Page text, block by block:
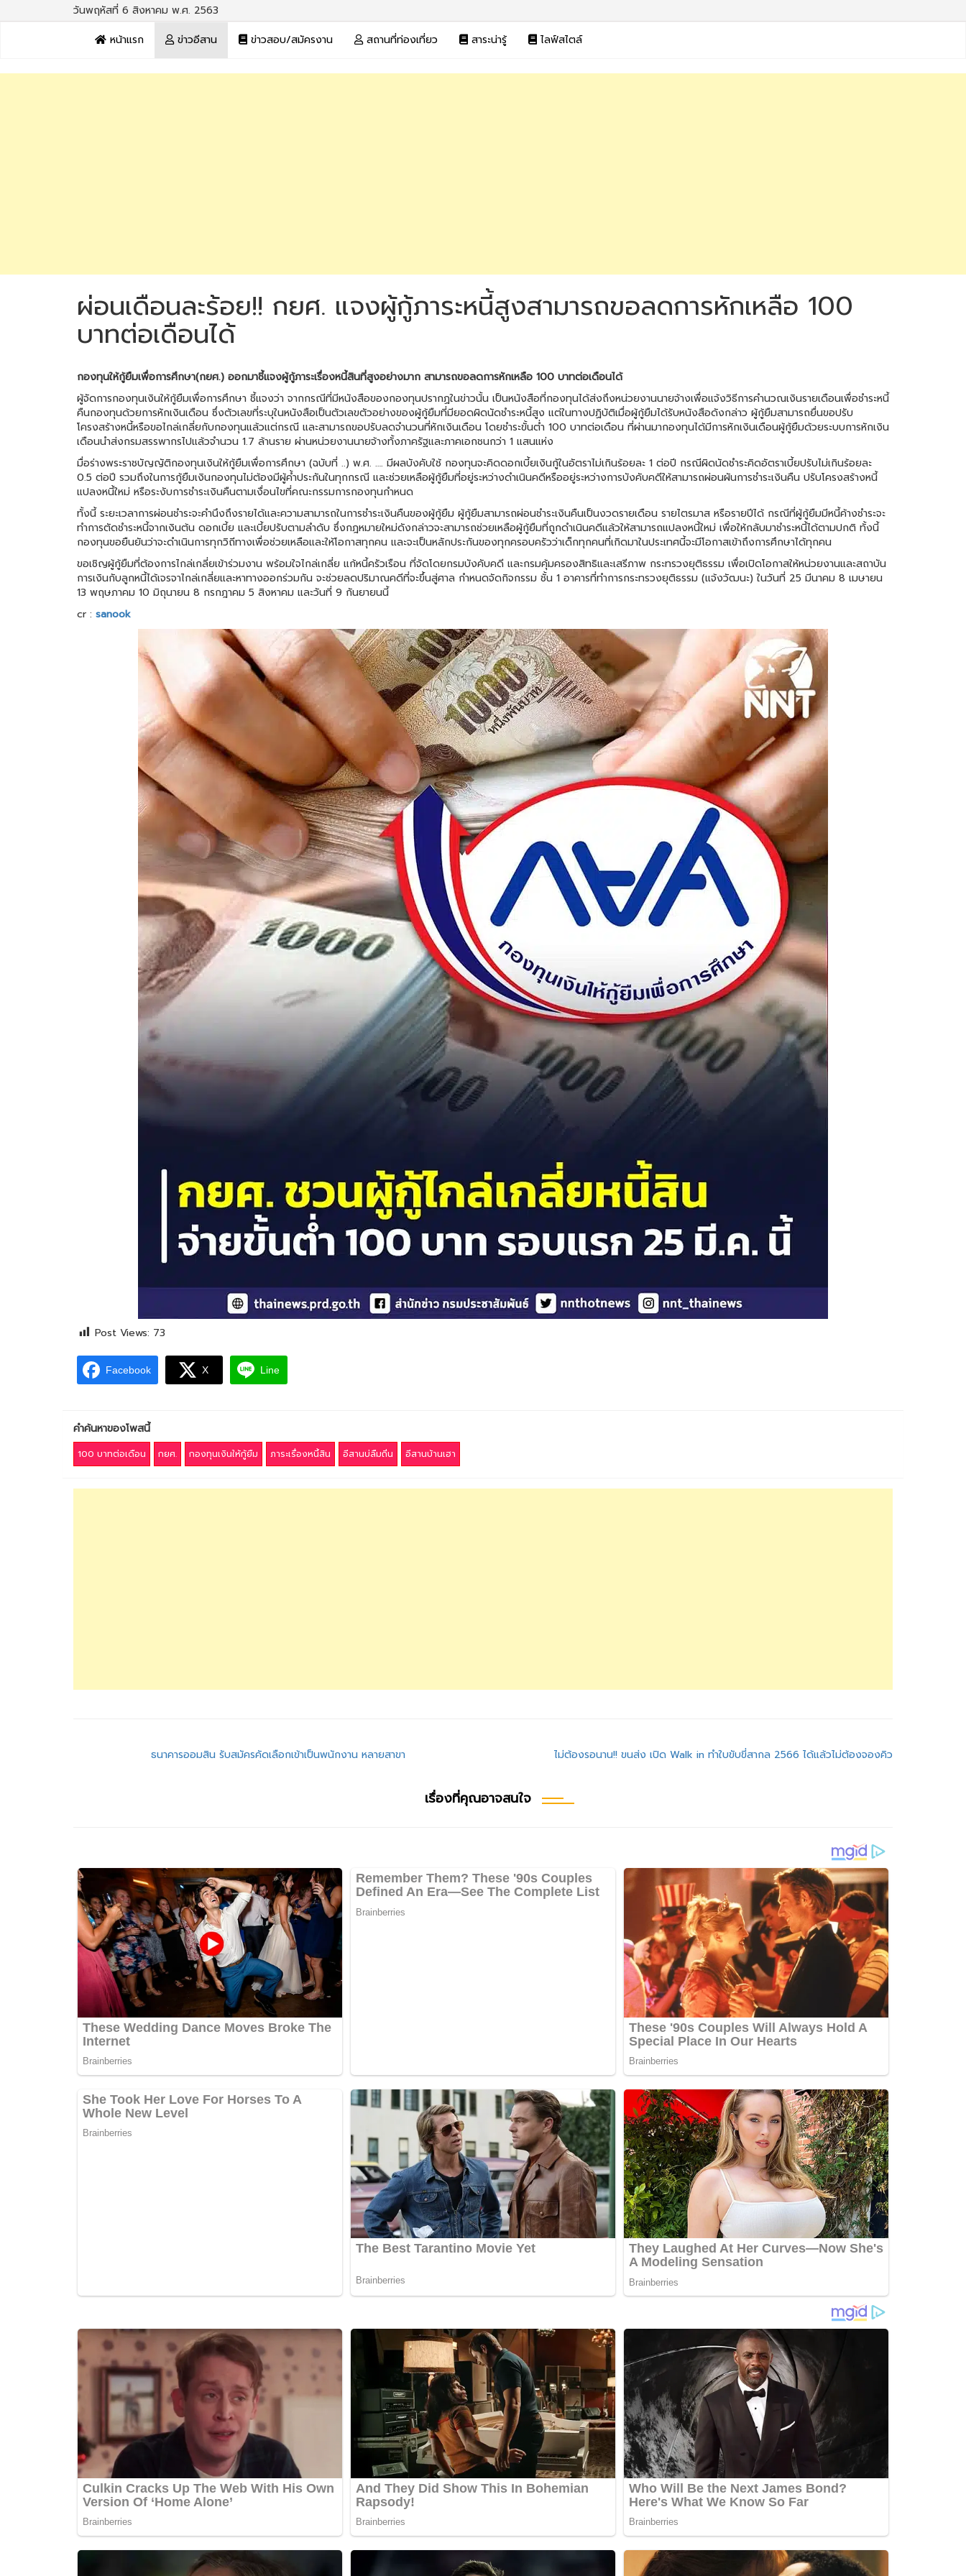
วันพฤหัสที่ 6 สิงหาคม พ.ศ. 2563
หน้าแรก
ข่าวอีสาน ข่าวสอบ/สมัครงาน สถานที่ท่องเที่ยว สาระน่ารู้ ไลฟ์สไตล์
ผ่อนเดือนละร้อย!! กยศ. แจงผู้กู้ภาระหนี้สูงสามารถขอลดการหักเหลือ 100
บาทต่อเดือนได้
กองทุนให้กู้ยืมเพื่อการศึกษา(กยศ.) ออกมาชี้แจงผู้กู้ภาระเรื่องหนี้สินที่สูงอย่างมาก สามารถขอลดการหักเหลือ 100 บาทต่อเดือนได้
ผู้จัดการกองทุนเงินให้กู้ยืมเพื่อการศึกษา ชี้แจงว่า จากกรณีที่มีหนังสือของกองทุนปรากฏในข่าวนั้น เป็นหนังสือที่กองทุนได้ส่งถึงหน่วยงานนายจ้างเพื่อแจ้งวิธีการคำนวณเงินรายเดือนเพื่อชำระหนี้
คืนกองทุนด้วยการหักเงินเดือน ซึ่งตัวเลขที่ระบุในหนังสือเป็นตัวเลขตัวอย่างของผู้กู้ยืมที่มียอดผิดนัดชำระหนี้สูง แต่ในทางปฏิบัติเมื่อผู้กู้ยืมได้รับหนังสือดังกล่าว ผู้กู้ยืมสามารถยื่นขอปรับ
โครงสร้างหนี้หรือขอไกล่เกลี่ยกับกองทุนแล้วแต่กรณี และสามารถขอปรับลดจำนวนที่หักเงินเดือน โดยชำระขั้นต่ำ 100 บาทต่อเดือน ที่ผ่านมากองทุนได้มีการหักเงินเดือนผู้กู้ยืมด้วยระบบการหักเงิน
เดือนนำส่งกรมสรรพากรไปแล้วจำนวน 1.7 ล้านราย ผ่านหน่วยงานนายจ้างทั้งภาครัฐและภาคเอกชนกว่า 1 แสนแห่ง
มื่อร่างพระราชบัญญัติกองทุนเงินให้กู้ยืมเพื่อการศึกษา (ฉบับที่ ..) พ.ศ. …. มีผลบังคับใช้ กองทุนจะคิดดอกเบี้ยเงินกู้ในอัตราไม่เกินร้อยละ 1 ต่อปี กรณีผิดนัดชำระคิดอัตราเบี้ยปรับไม่เกินร้อยละ
0.5 ต่อปี รวมถึงในการกู้ยืมเงินกองทุนไม่ต้องมีผู้ค้ำประกันในทุกกรณี และช่วยเหลือผู้กู้ยืมที่อยู่ระหว่างดำเนินคดีหรืออยู่ระหว่างการบังคับคดีให้สามารถผ่อนผันการชำระเงินคืน ปรับโครงสร้างหนี้
แปลงหนี้ใหม่ หรือระงับการชำระเงินคืนตามเงื่อนไขที่คณะกรรมการกองทุนกำหนด
ทั้งนี้ ระยะเวลาการผ่อนชำระจะคำนึงถึงรายได้และความสามารถในการชำระเงินคืนของผู้กู้ยืม ผู้กู้ยืมสามารถผ่อนชำระเงินคืนเป็นงวดรายเดือน รายไตรมาส หรือรายปีได้ กรณีที่ผู้กู้ยืมมีหนี้ค้างชำระจะ
ทำการตัดชำระหนี้จากเงินต้น ดอกเบี้ย และเบี้ยปรับตามลำดับ ซึ่งกฎหมายใหม่ดังกล่าวจะสามารถช่วยเหลือผู้กู้ยืมที่ถูกดำเนินคดีแล้วให้สามารถแปลงหนี้ใหม่ เพื่อให้กลับมาชำระหนี้ได้ตามปกติ ทั้งนี้
กองทุนขอยืนยันว่าจะดำเนินการทุกวิถีทางเพื่อช่วยเหลือและให้โอกาสทุกคน และจะเป็นหลักประกันของทุกครอบครัวว่าเด็กทุกคนที่เกิดมาในประเทศนี้จะมีโอกาสเข้าถึงการศึกษาได้ทุกคน
ขอเชิญผู้กู้ยืมที่ต้องการไกล่เกลี่ยเข้าร่วมงาน พร้อมใจไกล่เกลี่ย แก้หนี้ครัวเรือน ที่จัดโดยกรมบังคับคดี และกรมคุ้มครองสิทธิและเสรีภาพ กระทรวงยุติธรรม เพื่อเปิดโอกาสให้หน่วยงานและสถาบัน
การเงินกับลูกหนี้ได้เจรจาไกล่เกลี่ยและหาทางออกร่วมกัน จะช่วยลดปริมาณคดีที่จะขึ้นสู่ศาล กำหนดจัดกิจกรรม ชั้น 1 อาคารที่ทำการกระทรวงยุติธรรม (แจ้งวัฒนะ) ในวันที่ 25 มีนาคม 8 เมษายน
13 พฤษภาคม 10 มิถุนายน 8 กรกฎาคม 5 สิงหาคม และวันที่ 9 กันยายนนี้
cr : sanook
Post Views: 73
Facebook X Line
คำค้นหาของโพสนี้
100 บาทต่อเดือน กยศ. กองทุนเงินให้กู้ยืม ภาระเรื่องหนี้สิน อีสานบ่ลืมถิ่น อีสานบ้านเฮา
ธนาคารออมสิน รับสมัครคัดเลือกเข้าเป็นพนักงาน หลายสาขา ไม่ต้องรอนาน!! ขนส่ง เปิด Walk in ทำใบขับขี่สากล 2566 ได้แล้วไม่ต้องจองคิว
เรื่องที่คุณอาจสนใจ